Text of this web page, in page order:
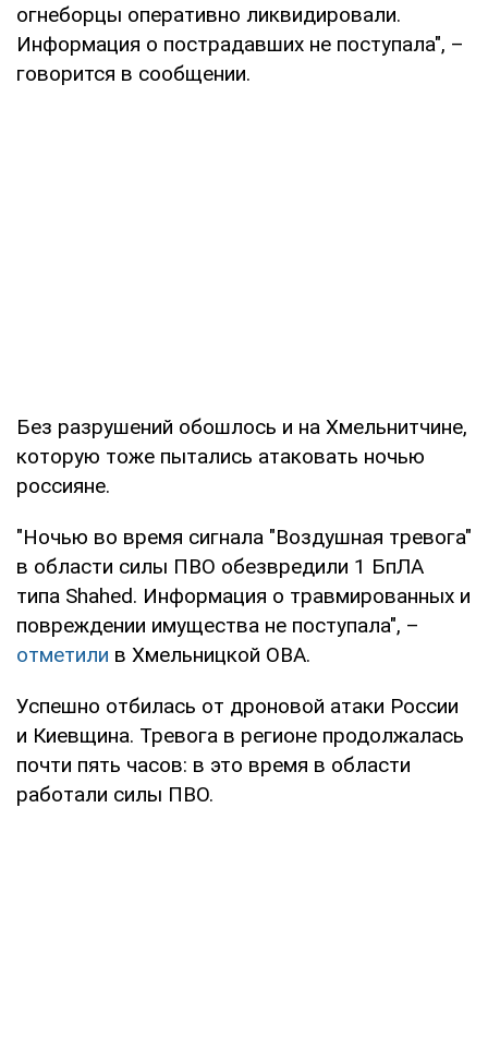
огнеборцы оперативно ликвидировали.
Информация о пострадавших не поступала", –
говорится в сообщении.
Без разрушений обошлось и на Хмельнитчине,
которую тоже пытались атаковать ночью
россияне.
"Ночью во время сигнала "Воздушная тревога"
в области силы ПВО обезвредили 1 БпЛА
типа Shahed. Информация о травмированных и
повреждении имущества не поступала", –
отметили в Хмельницкой ОВА.
Успешно отбилась от дроновой атаки России
и Киевщина. Тревога в регионе продолжалась
почти пять часов: в это время в области
работали силы ПВО.